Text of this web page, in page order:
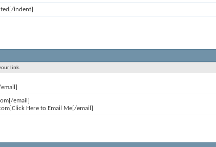
indent]
link.
email]
Here to Email Me[/email]